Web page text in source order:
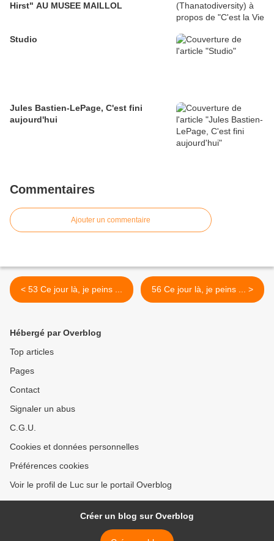
Hirst" AU MUSEE MAILLOL
Studio
Jules Bastien-LePage, C'est fini
aujourd'hui
Commentaires
Ajouter un commentaire
< 53 Ce jour là, je peins ... 56 Ce jour là, je peins ... >
Hébergé par Overblog
Top articles
Pages
Contact
Signaler un abus
C.G.U.
Cookies et données personnelles
Préférences cookies
Voir le profil de Luc sur le portail Overblog
Créer un blog sur Overblog